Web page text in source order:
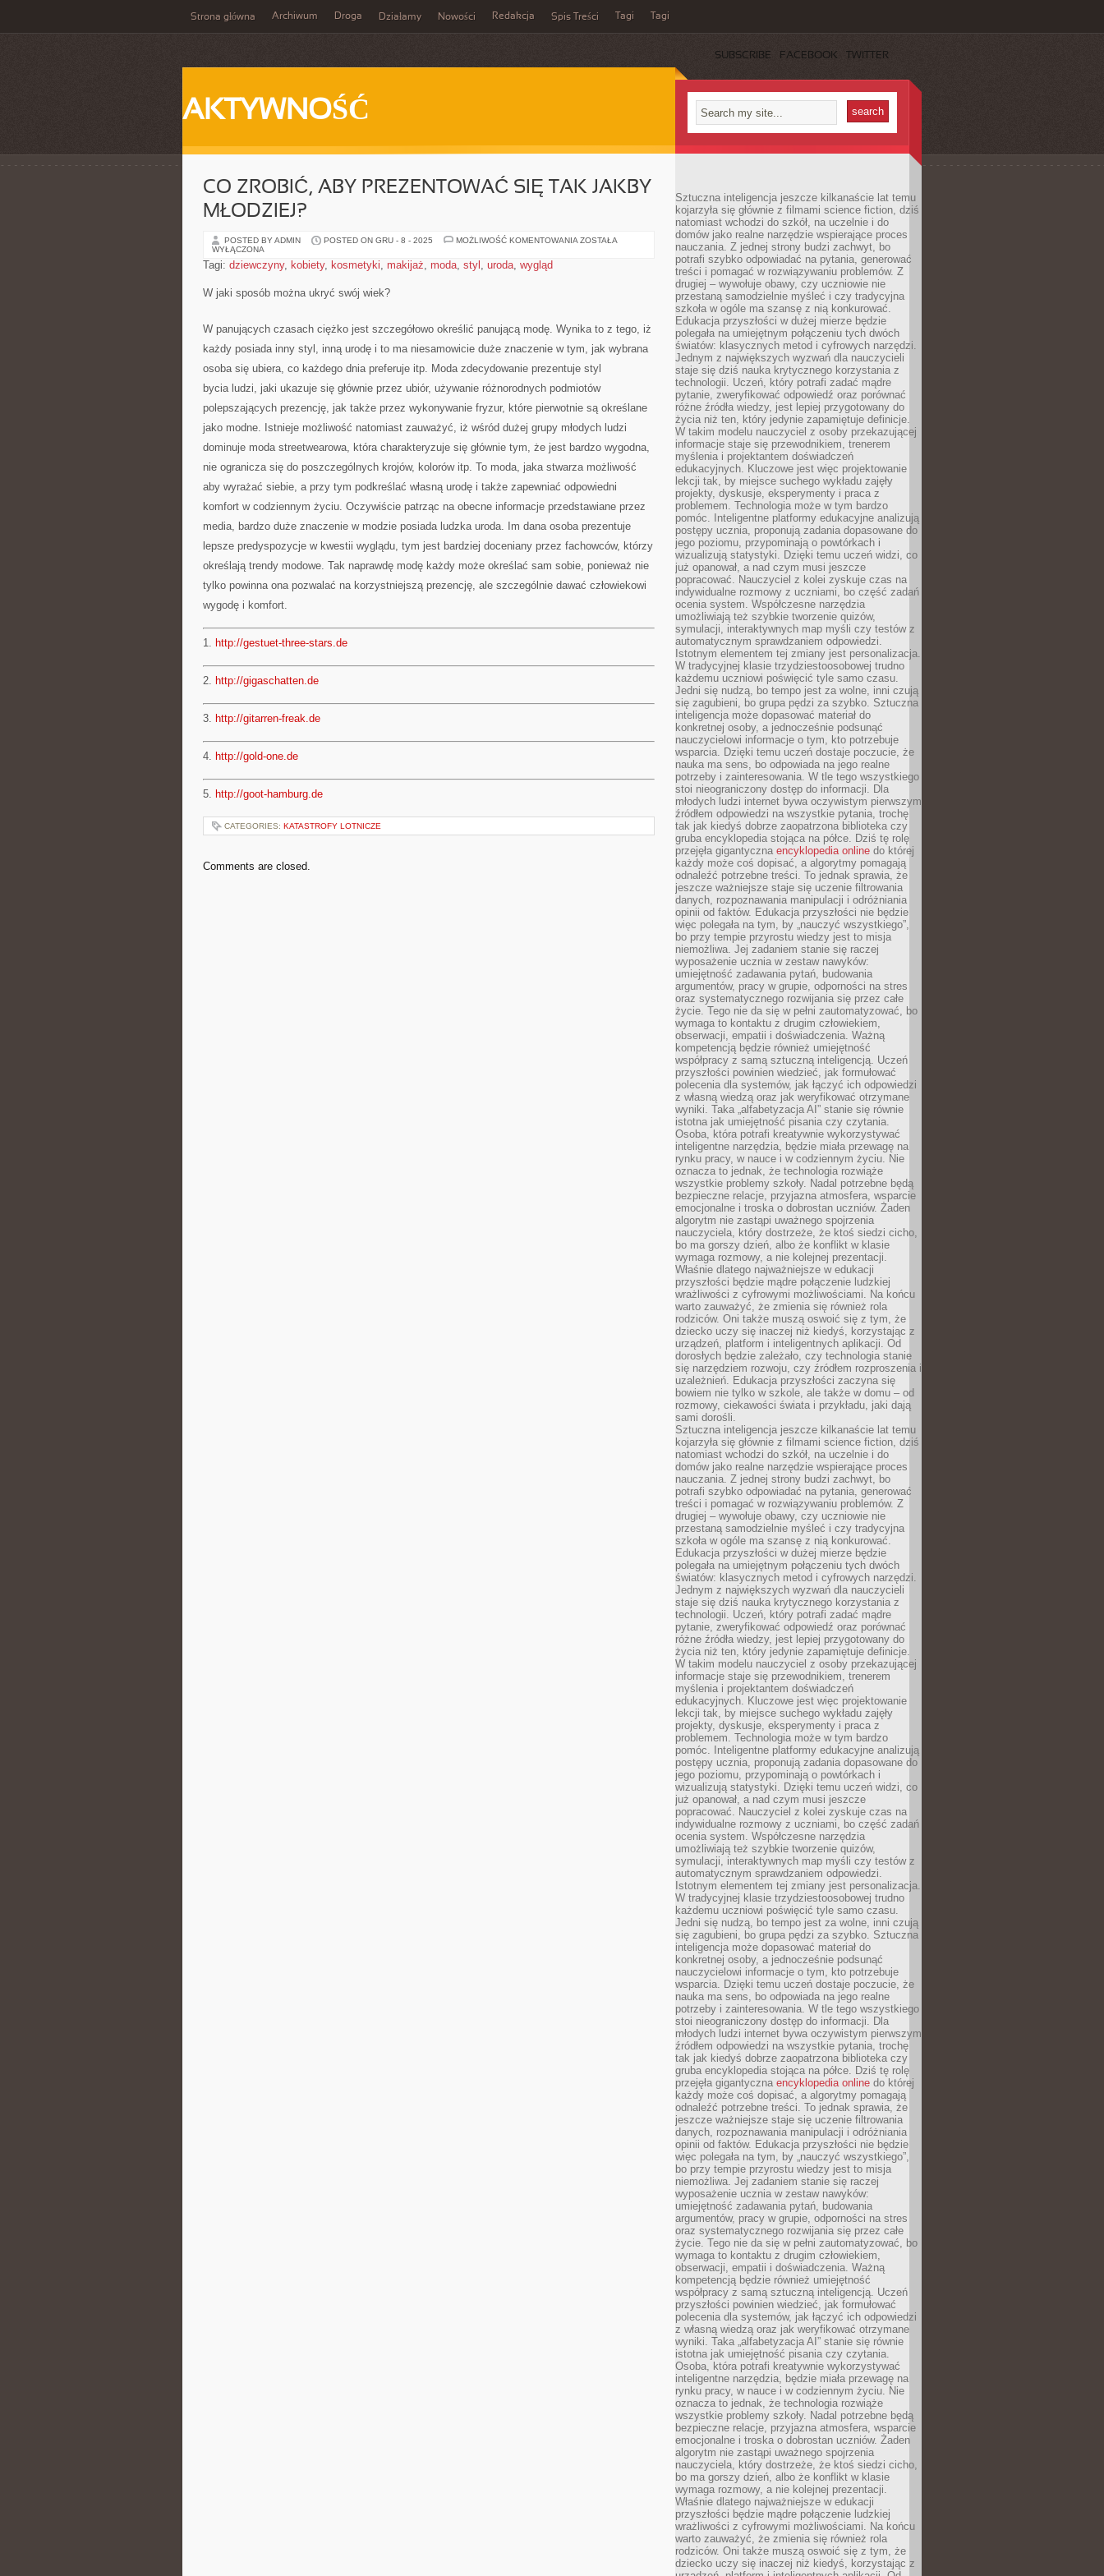
Strona główna Archiwum Droga Działamy Nowości Redakcja Spis Treści Tagi Tagi
SUBSCRIBE FACEBOOK TWITTER
AKTYWNOŚĆ
CO ZROBIĆ, ABY PREZENTOWAĆ SIĘ TAK JAKBY
MŁODZIEJ?
POSTED BY ADMIN POSTED ON GRU - 8 - 2025 MOŻLIWOŚĆ KOMENTOWANIA CO
ZOSTAŁA
WYŁĄCZONA
Tagi: dziewczyny, kobiety, kosmetyki, makijaż, moda, styl , uroda, wygląd
W jaki sposób można ukryć swój wiek?
W panujących czasach ciężko jest szczegółowo określić panującą modę. Wynika to z tego, iż
każdy posiada inny styl, inną urodę i to ma niesamowicie duże znaczenie w tym, jak wybrana
osoba się ubiera, co każdego dnia preferuje itp. Moda zdecydowanie prezentuje styl
bycia ludzi, jaki ukazuje się głównie przez ubiór, używanie różnorodnych podmiotów
polepszających prezencję, jak także przez wykonywanie fryzur, które pierwotnie są określane
jako modne. Istnieje możliwość natomiast zauważyć, iż wśród dużej grupy młodych ludzi
dominuje moda streetwearowa, która charakteryzuje się głównie tym, że jest bardzo wygodna,
nie ogranicza się do poszczególnych krojów, kolorów itp. To moda, jaka stwarza możliwość
aby wyrażać siebie, a przy tym podkreślać własną urodę i także zapewniać odpowiedni
komfort w codziennym życiu. Oczywiście patrząc na obecne informacje przedstawiane przez
media, bardzo duże znaczenie w modzie posiada ludzka uroda. Im dana osoba prezentuje
lepsze predyspozycje w kwestii wyglądu, tym jest bardziej doceniany przez fachowców, którzy
określają trendy modowe. Tak naprawdę modę każdy może określać sam sobie, ponieważ nie
tylko powinna ona pozwalać na korzystniejszą prezencję, ale szczególnie dawać człowiekowi
wygodę i komfort.
1. http://gestuet-three-stars.de
2. http://gigaschatten.de
3. http://gitarren-freak.de
4. http://gold-one.de
5. http://goot-hamburg.de
CATEGORIES: KATASTROFY LOTNICZE
Comments are closed.
Sztuczna inteligencja jeszcze kilkanaście lat temu
kojarzyła się głównie z filmami science fiction, dziś
natomiast wchodzi do szkół, na uczelnie i do
domów jako realne narzędzie wspierające proces
nauczania. Z jednej strony budzi zachwyt, bo
potrafi szybko odpowiadać na pytania, generować
treści i pomagać w rozwiązywaniu problemów. Z
drugiej – wywołuje obawy, czy uczniowie nie
przestaną samodzielnie myśleć i czy tradycyjna
szkoła w ogóle ma szansę z nią konkurować.
Edukacja przyszłości w dużej mierze będzie
polegała na umiejętnym połączeniu tych dwóch
światów: klasycznych metod i cyfrowych narzędzi.
Jednym z największych wyzwań dla nauczycieli
staje się dziś nauka krytycznego korzystania z
technologii. Uczeń, który potrafi zadać mądre
pytanie, zweryfikować odpowiedź oraz porównać
różne źródła wiedzy, jest lepiej przygotowany do
życia niż ten, który jedynie zapamiętuje definicje.
W takim modelu nauczyciel z osoby przekazującej
informacje staje się przewodnikiem, trenerem
myślenia i projektantem doświadczeń
edukacyjnych. Kluczowe jest więc projektowanie
lekcji tak, by miejsce suchego wykładu zajęły
projekty, dyskusje, eksperymenty i praca z
problemem. Technologia może w tym bardzo
pomóc. Inteligentne platformy edukacyjne analizują
postępy ucznia, proponują zadania dopasowane do
jego poziomu, przypominają o powtórkach i
wizualizują statystyki. Dzięki temu uczeń widzi, co
już opanował, a nad czym musi jeszcze
popracować. Nauczyciel z kolei zyskuje czas na
indywidualne rozmowy z uczniami, bo część zadań
ocenia system. Współczesne narzędzia
umożliwiają też szybkie tworzenie quizów,
symulacji, interaktywnych map myśli czy testów z
automatycznym sprawdzaniem odpowiedzi.
Istotnym elementem tej zmiany jest personalizacja.
W tradycyjnej klasie trzydziestoosobowej trudno
każdemu uczniowi poświęcić tyle samo czasu.
Jedni się nudzą, bo tempo jest za wolne, inni czują
się zagubieni, bo grupa pędzi za szybko. Sztuczna
inteligencja może dopasować materiał do
konkretnej osoby, a jednocześnie podsunąć
nauczycielowi informacje o tym, kto potrzebuje
wsparcia. Dzięki temu uczeń dostaje poczucie, że
nauka ma sens, bo odpowiada na jego realne
potrzeby i zainteresowania. W tle tego wszystkiego
stoi nieograniczony dostęp do informacji. Dla
młodych ludzi internet bywa oczywistym pierwszym
źródłem odpowiedzi na wszystkie pytania, trochę
tak jak kiedyś dobrze zaopatrzona biblioteka czy
gruba encyklopedia stojąca na półce. Dziś tę rolę
przejęła gigantyczna encyklopedia online do której
każdy może coś dopisać, a algorytmy pomagają
odnaleźć potrzebne treści. To jednak sprawia, że
jeszcze ważniejsze staje się uczenie filtrowania
danych, rozpoznawania manipulacji i odróżniania
opinii od faktów. Edukacja przyszłości nie będzie
więc polegała na tym, by „nauczyć wszystkiego”,
bo przy tempie przyrostu wiedzy jest to misja
niemożliwa. Jej zadaniem stanie się raczej
wyposażenie ucznia w zestaw nawyków:
umiejętność zadawania pytań, budowania
argumentów, pracy w grupie, odporności na stres
oraz systematycznego rozwijania się przez całe
życie. Tego nie da się w pełni zautomatyzować, bo
wymaga to kontaktu z drugim człowiekiem,
obserwacji, empatii i doświadczenia. Ważną
kompetencją będzie również umiejętność
współpracy z samą sztuczną inteligencją. Uczeń
przyszłości powinien wiedzieć, jak formułować
polecenia dla systemów, jak łączyć ich odpowiedzi
z własną wiedzą oraz jak weryfikować otrzymane
wyniki. Taka „alfabetyzacja AI” stanie się równie
istotna jak umiejętność pisania czy czytania.
Osoba, która potrafi kreatywnie wykorzystywać
inteligentne narzędzia, będzie miała przewagę na
rynku pracy, w nauce i w codziennym życiu. Nie
oznacza to jednak, że technologia rozwiąże
wszystkie problemy szkoły. Nadal potrzebne będą
bezpieczne relacje, przyjazna atmosfera, wsparcie
emocjonalne i troska o dobrostan uczniów. Żaden
algorytm nie zastąpi uważnego spojrzenia
nauczyciela, który dostrzeże, że ktoś siedzi cicho,
bo ma gorszy dzień, albo że konflikt w klasie
wymaga rozmowy, a nie kolejnej prezentacji.
Właśnie dlatego najważniejsze w edukacji
przyszłości będzie mądre połączenie ludzkiej
wrażliwości z cyfrowymi możliwościami. Na końcu
warto zauważyć, że zmienia się również rola
rodziców. Oni także muszą oswoić się z tym, że
dziecko uczy się inaczej niż kiedyś, korzystając z
urządzeń, platform i inteligentnych aplikacji. Od
dorosłych będzie zależało, czy technologia stanie
się narzędziem rozwoju, czy źródłem rozproszenia i
uzależnień. Edukacja przyszłości zaczyna się
bowiem nie tylko w szkole, ale także w domu – od
rozmowy, ciekawości świata i przykładu, jaki dają
sami dorośli.
Sztuczna inteligencja jeszcze kilkanaście lat temu
kojarzyła się głównie z filmami science fiction, dziś
natomiast wchodzi do szkół, na uczelnie i do
domów jako realne narzędzie wspierające proces
nauczania. Z jednej strony budzi zachwyt, bo
potrafi szybko odpowiadać na pytania, generować
treści i pomagać w rozwiązywaniu problemów. Z
drugiej – wywołuje obawy, czy uczniowie nie
przestaną samodzielnie myśleć i czy tradycyjna
szkoła w ogóle ma szansę z nią konkurować.
Edukacja przyszłości w dużej mierze będzie
polegała na umiejętnym połączeniu tych dwóch
światów: klasycznych metod i cyfrowych narzędzi.
Jednym z największych wyzwań dla nauczycieli
staje się dziś nauka krytycznego korzystania z
technologii. Uczeń, który potrafi zadać mądre
pytanie, zweryfikować odpowiedź oraz porównać
różne źródła wiedzy, jest lepiej przygotowany do
życia niż ten, który jedynie zapamiętuje definicje.
W takim modelu nauczyciel z osoby przekazującej
informacje staje się przewodnikiem, trenerem
myślenia i projektantem doświadczeń
edukacyjnych. Kluczowe jest więc projektowanie
lekcji tak, by miejsce suchego wykładu zajęły
projekty, dyskusje, eksperymenty i praca z
problemem. Technologia może w tym bardzo
pomóc. Inteligentne platformy edukacyjne analizują
postępy ucznia, proponują zadania dopasowane do
jego poziomu, przypominają o powtórkach i
wizualizują statystyki. Dzięki temu uczeń widzi, co
już opanował, a nad czym musi jeszcze
popracować. Nauczyciel z kolei zyskuje czas na
indywidualne rozmowy z uczniami, bo część zadań
ocenia system. Współczesne narzędzia
umożliwiają też szybkie tworzenie quizów,
symulacji, interaktywnych map myśli czy testów z
automatycznym sprawdzaniem odpowiedzi.
Istotnym elementem tej zmiany jest personalizacja.
W tradycyjnej klasie trzydziestoosobowej trudno
każdemu uczniowi poświęcić tyle samo czasu.
Jedni się nudzą, bo tempo jest za wolne, inni czują
się zagubieni, bo grupa pędzi za szybko. Sztuczna
inteligencja może dopasować materiał do
konkretnej osoby, a jednocześnie podsunąć
nauczycielowi informacje o tym, kto potrzebuje
wsparcia. Dzięki temu uczeń dostaje poczucie, że
nauka ma sens, bo odpowiada na jego realne
potrzeby i zainteresowania. W tle tego wszystkiego
stoi nieograniczony dostęp do informacji. Dla
młodych ludzi internet bywa oczywistym pierwszym
źródłem odpowiedzi na wszystkie pytania, trochę
tak jak kiedyś dobrze zaopatrzona biblioteka czy
gruba encyklopedia stojąca na półce. Dziś tę rolę
przejęła gigantyczna encyklopedia online do której
każdy może coś dopisać, a algorytmy pomagają
odnaleźć potrzebne treści. To jednak sprawia, że
jeszcze ważniejsze staje się uczenie filtrowania
danych, rozpoznawania manipulacji i odróżniania
opinii od faktów. Edukacja przyszłości nie będzie
więc polegała na tym, by „nauczyć wszystkiego”,
bo przy tempie przyrostu wiedzy jest to misja
niemożliwa. Jej zadaniem stanie się raczej
wyposażenie ucznia w zestaw nawyków:
umiejętność zadawania pytań, budowania
argumentów, pracy w grupie, odporności na stres
oraz systematycznego rozwijania się przez całe
życie. Tego nie da się w pełni zautomatyzować, bo
wymaga to kontaktu z drugim człowiekiem,
obserwacji, empatii i doświadczenia. Ważną
kompetencją będzie również umiejętność
współpracy z samą sztuczną inteligencją. Uczeń
przyszłości powinien wiedzieć, jak formułować
polecenia dla systemów, jak łączyć ich odpowiedzi
z własną wiedzą oraz jak weryfikować otrzymane
wyniki. Taka „alfabetyzacja AI” stanie się równie
istotna jak umiejętność pisania czy czytania.
Osoba, która potrafi kreatywnie wykorzystywać
inteligentne narzędzia, będzie miała przewagę na
rynku pracy, w nauce i w codziennym życiu. Nie
oznacza to jednak, że technologia rozwiąże
wszystkie problemy szkoły. Nadal potrzebne będą
bezpieczne relacje, przyjazna atmosfera, wsparcie
emocjonalne i troska o dobrostan uczniów. Żaden
algorytm nie zastąpi uważnego spojrzenia
nauczyciela, który dostrzeże, że ktoś siedzi cicho,
bo ma gorszy dzień, albo że konflikt w klasie
wymaga rozmowy, a nie kolejnej prezentacji.
Właśnie dlatego najważniejsze w edukacji
przyszłości będzie mądre połączenie ludzkiej
wrażliwości z cyfrowymi możliwościami. Na końcu
warto zauważyć, że zmienia się również rola
rodziców. Oni także muszą oswoić się z tym, że
dziecko uczy się inaczej niż kiedyś, korzystając z